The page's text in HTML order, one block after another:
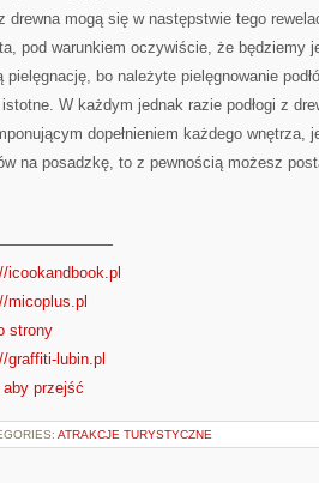
z drewna mogą się w następstwie tego
pod warunkiem oczywiście, że będziemy
pielęgnację, bo należyte pielęgnowanie
W każdym jednak razie podłogi z
dopełnieniem każdego
na posadzkę, to z pewnością możesz
icookandbook.pl
micoplus.pl
strony
graffiti-lubin.pl
aby przejść
ATRAKCJE TURYSTYCZNE